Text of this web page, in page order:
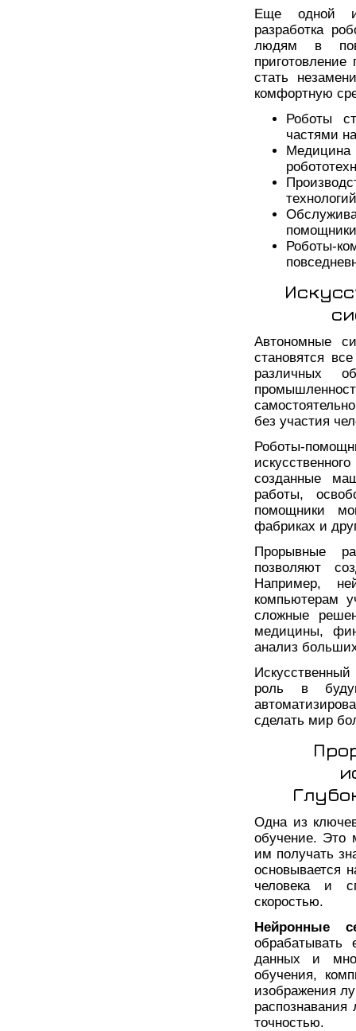
Еще одной
разработка
людям в
стать
комфортную
Роботы
частями
Роботы-
Автономные
становятся
различных
без участия
Роботы-
созданные
работы,
помощники
фабриках и
Прорывные
позволяют
Например,
компьютерам
сложные
медицины,
анализ
роль в
сделать мир
Одна из
обучение. Это
им получать
основывается
человека и
скоростью.
Нейронные
обрабатывать
данных и
обучения,
изображения
точностью.